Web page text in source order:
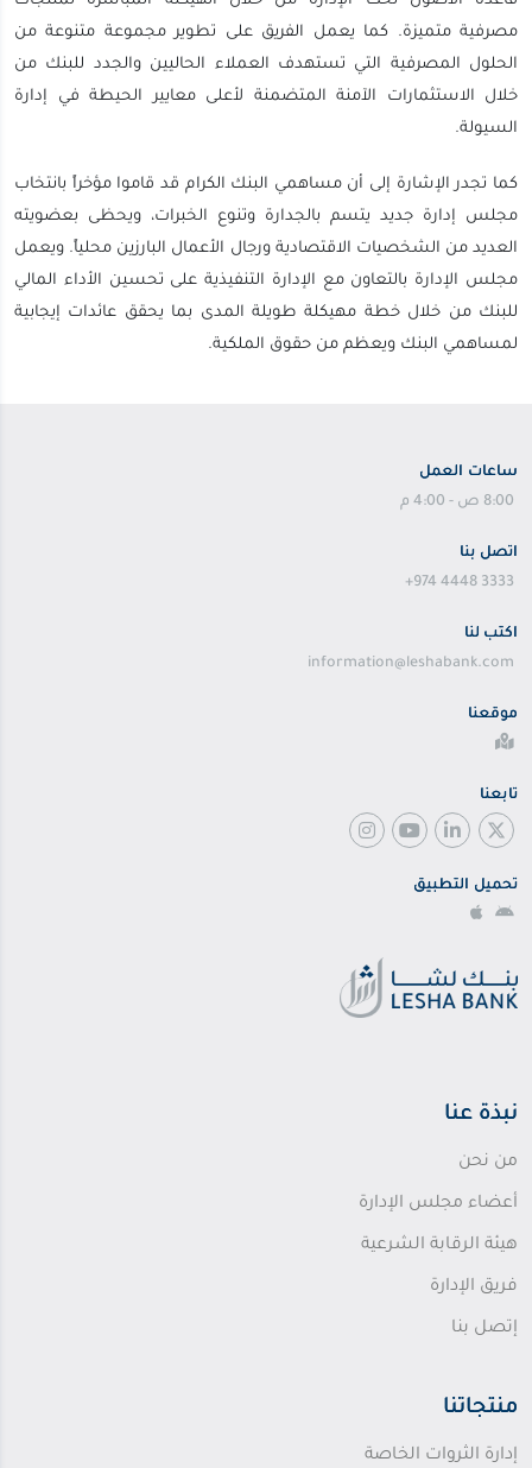
مصرفية متميزة. كما يعمل الفريق على تطوير مجموعة متنوعة من
الحلول المصرفية التي تستهدف العملاء الحاليين والجدد للبنك من
خلال الاستثمارات الآمنة المتضمنة لأعلى معايير الحيطة في إدارة
السيولة.
كما تجدر الإشارة إلى أن مساهمي البنك الكرام قد قاموا مؤخراً بانتخاب
مجلس إدارة جديد يتسم بالجدارة وتنوع الخبرات، ويحظى بعضويته
العديد من الشخصيات الاقتصادية ورجال الأعمال البارزين محلياً. ويعمل
مجلس الإدارة بالتعاون مع الإدارة التنفيذية على تحسين الأداء المالي
للبنك من خلال خطة مهيكلة طويلة المدى بما يحقق عائدات إيجابية
لمساهمي البنك ويعظم من حقوق الملكية.
ساعات العمل
8:00 ص - 4:00 م
اتصل بنا
+974 4448 3333
اكتب لنا
information@leshabank.com
موقعنا
تابعنا
تحميل التطبيق
نبذة عنا
من نحن
أعضاء مجلس الإدارة
هيئة الرقابة الشرعية
فريق الإدارة
إتصل بنا
منتجاتنا
إدارة الثروات الخاصة